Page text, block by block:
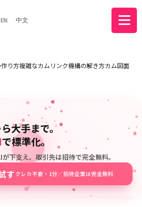
EN 中文
り方複雑なカムリンク機構の解き方カム図面
大手まで。
で標準化。
下支え。取引先は招待で完全無料。
す クレカ不要・1分／招待企業は完全無料